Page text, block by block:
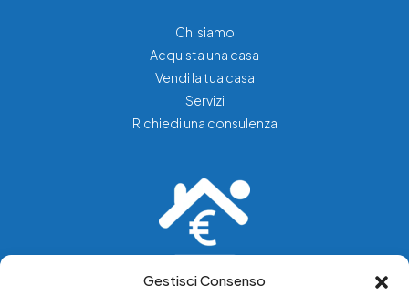
Gestisci Consenso
Chi siamo
Acquista una casa
Vendi la tua casa
Servizi
Richiedi una consulenza